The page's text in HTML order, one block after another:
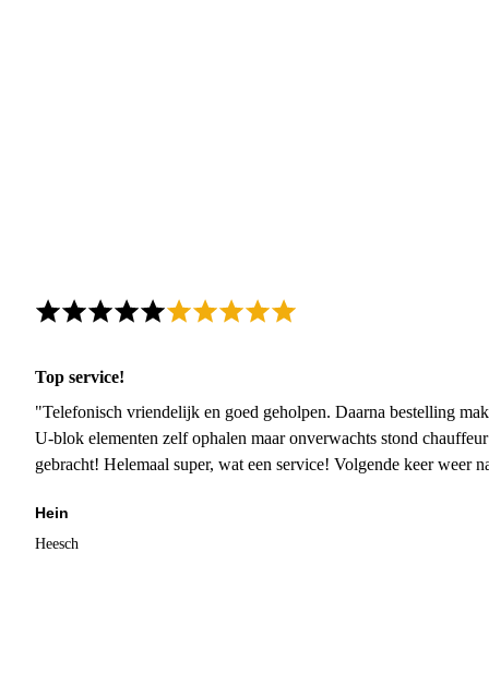
Top service!
"Telefonisch vriendelijk en goed geholpen. Daarna bestelling
U-blok elementen zelf ophalen maar onverwachts stond
gebracht! Helemaal super, wat een service! Volgende keer weer
Hein
Heesch